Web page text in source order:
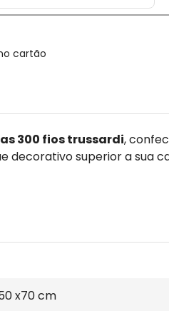
cartão
300 fios trussardi,
decorativo superior a
x70 cm